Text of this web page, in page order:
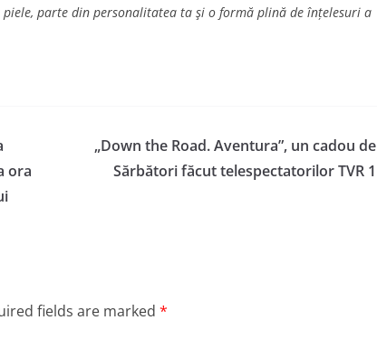
parte din personalitatea ta şi o formă plină de înțelesuri a
ora
„Down the Road. Aventura”, un cadou de
Sărbători făcut telespectatorilor TVR 1
fields are marked *